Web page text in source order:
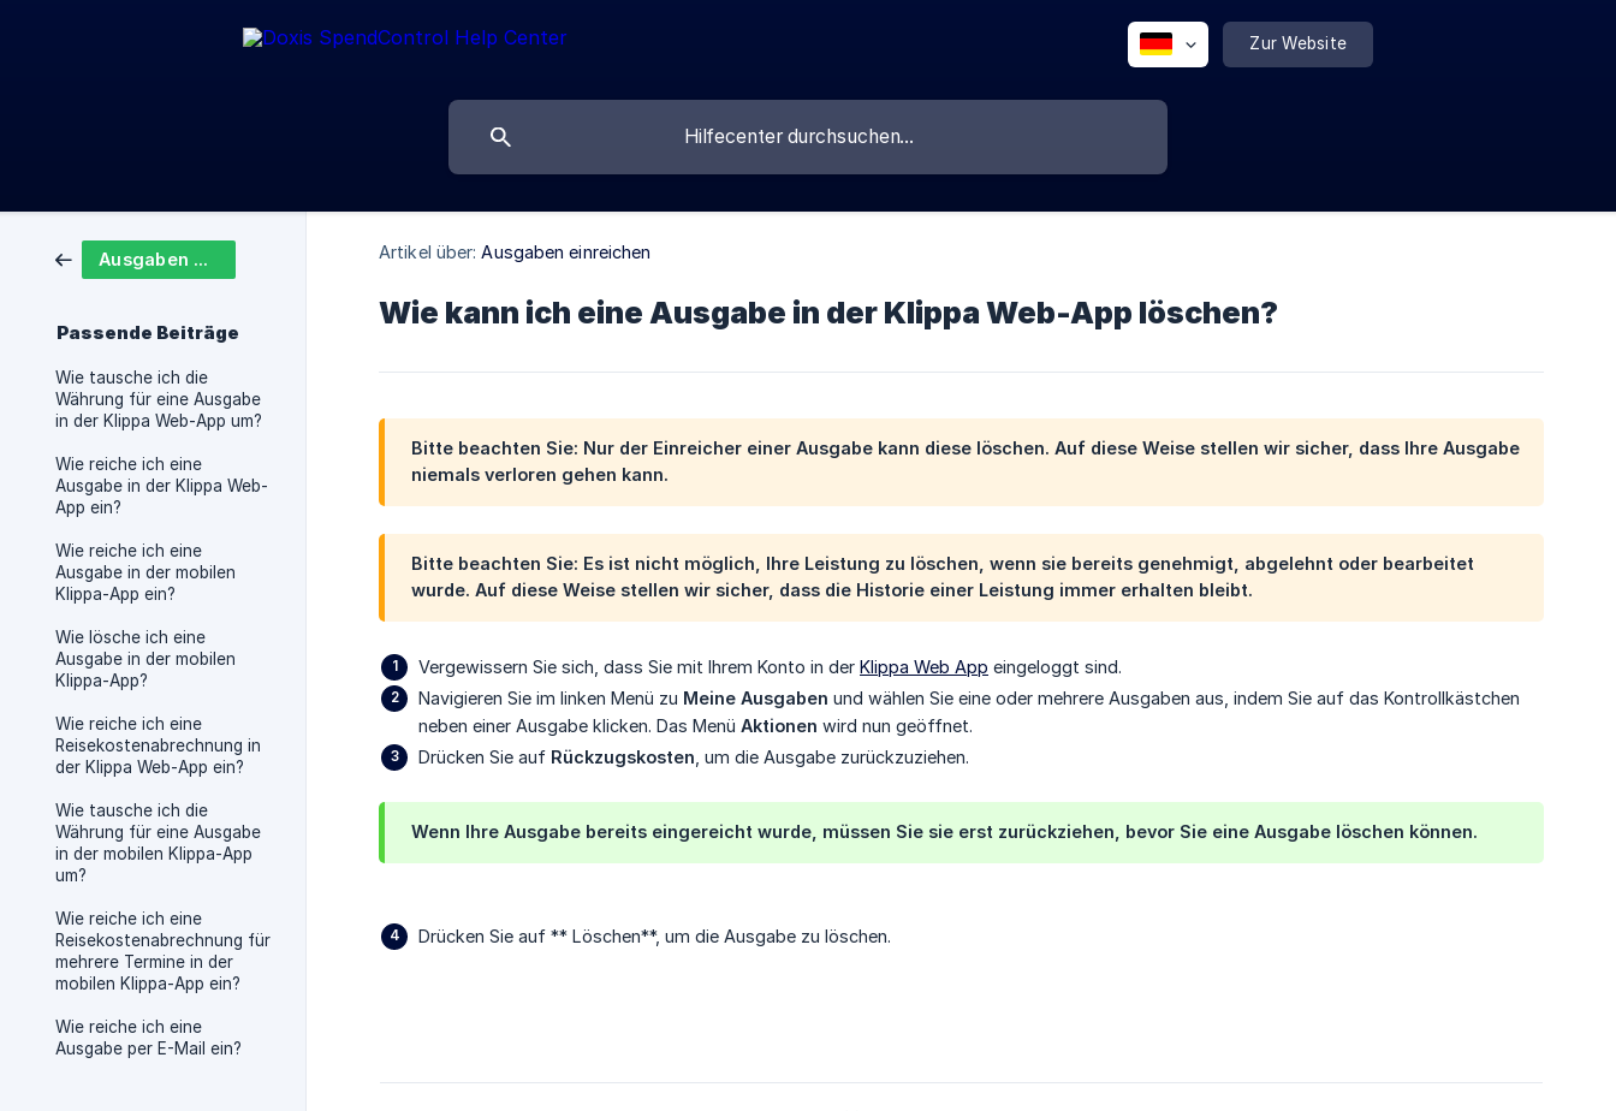
Zur Website
Ausgaben einreichen
Passende Beiträge
Wie tausche ich die
Währung für eine Ausgabe
in der Klippa Web-App um?
Wie reiche ich eine
Ausgabe in der Klippa Web-
App ein?
Wie reiche ich eine
Ausgabe in der mobilen
Klippa-App ein?
Wie lösche ich eine
Ausgabe in der mobilen
Klippa-App?
Wie reiche ich eine
Reisekostenabrechnung in
der Klippa Web-App ein?
Wie tausche ich die
Währung für eine Ausgabe
in der mobilen Klippa-App
um?
Wie reiche ich eine
Reisekostenabrechnung für
mehrere Termine in der
mobilen Klippa-App ein?
Wie reiche ich eine
Ausgabe per E-Mail ein?
Artikel über: Ausgaben einreichen
Wie kann ich eine Ausgabe in der Klippa Web-App löschen?
Bitte beachten Sie: Nur der Einreicher einer Ausgabe kann diese löschen. Auf diese Weise stellen wir sicher, dass Ihre Ausgabe
niemals verloren gehen kann.
Bitte beachten Sie: Es ist nicht möglich, Ihre Leistung zu löschen, wenn sie bereits genehmigt, abgelehnt oder bearbeitet
wurde. Auf diese Weise stellen wir sicher, dass die Historie einer Leistung immer erhalten bleibt.
Vergewissern Sie sich, dass Sie mit Ihrem Konto in der Klippa Web App eingeloggt sind.
Navigieren Sie im linken Menü zu Meine Ausgaben und wählen Sie eine oder mehrere Ausgaben aus, indem Sie auf das Kontrollkästchen
neben einer Ausgabe klicken. Das Menü Aktionen wird nun geöffnet.
Drücken Sie auf Rückzugskosten , um die Ausgabe zurückzuziehen.
Wenn Ihre Ausgabe bereits eingereicht wurde, müssen Sie sie erst zurückziehen, bevor Sie eine Ausgabe löschen können.
Drücken Sie auf ** Löschen**, um die Ausgabe zu löschen.